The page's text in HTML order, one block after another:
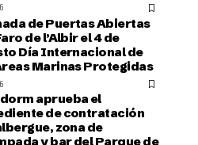
de Puertas Abiertas
de l’Albir el 4 de
Día Internacional de
Marinas Protegidas
aprueba el
de contratación
zona de
y bar del Parque de